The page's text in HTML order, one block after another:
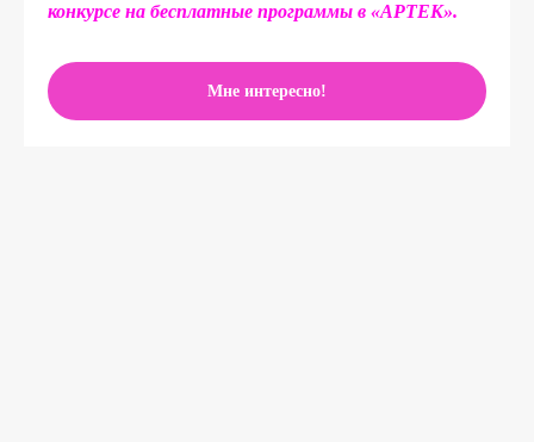
конкурсе на бесплатные программы в «АРТЕК».
Мне интересно!